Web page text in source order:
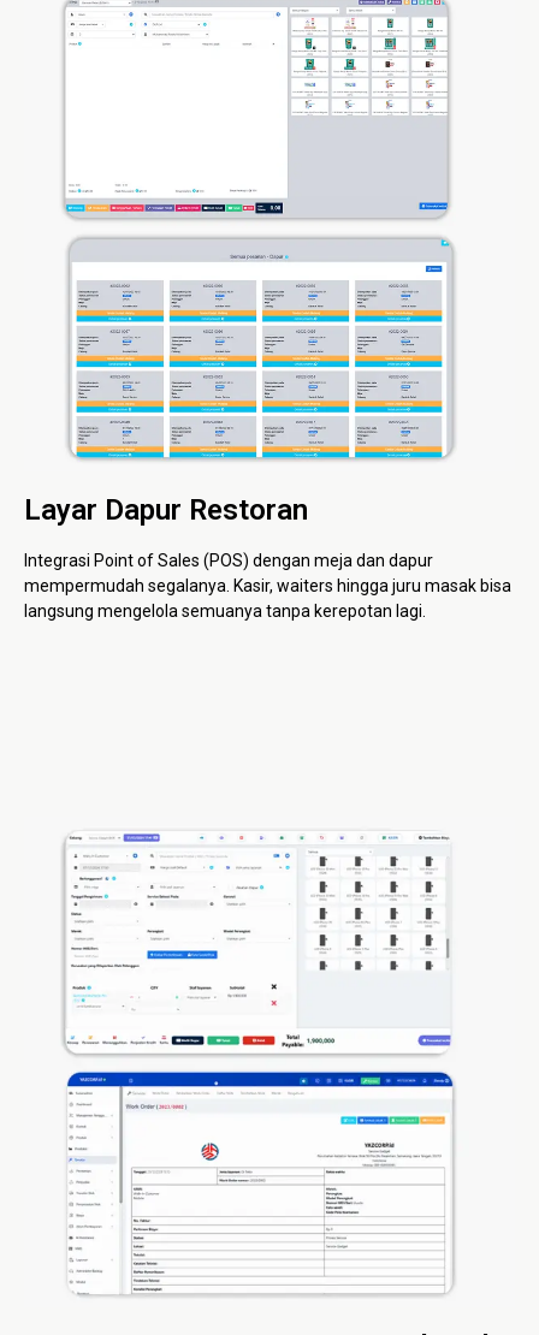
Layar Dapur Restoran
Integrasi Point of Sales (POS) dengan meja dan dapur
mempermudah segalanya. Kasir, waiters hingga juru masak bisa
langsung mengelola semuanya tanpa kerepotan lagi.